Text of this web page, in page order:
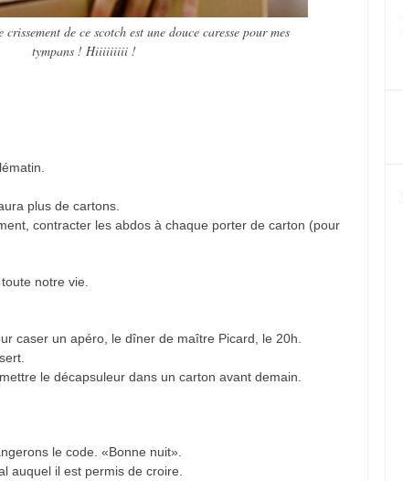
de ce scotch est une douce caresse pour mes
tympans ! Hiiiiiiiii !
plus de cartons.
contracter les abdos à chaque porter de carton (pour
notre vie.
caser un apéro, le dîner de maître Picard, le 20h.
le décapsuleur dans un carton avant demain.
le code. «Bonne nuit».
auquel il est permis de croire.